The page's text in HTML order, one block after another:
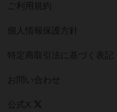
ご利用規約
個人情報保護方針
特定商取引法に基づく表記
お問い合わせ
公式X